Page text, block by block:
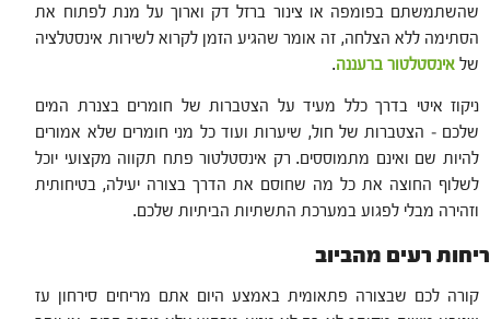
שהשתמשתם בפומפה או צינור ברזל דק וארוך על מנת לפתוח את
הסתימה ללא הצלחה, זה אומר שהגיע הזמן לקרוא לשירות אינסטלציה
של אינסטלטור ברעננה.
ניקוז איטי בדרך כלל מעיד על הצטברות של חומרים בצנרת המים
שלכם – הצטברות של חול, שיערות ועוד כל מני חומרים שלא אמורים
להיות שם ואינם מתמוססים. רק אינסטלטור פתח תקווה מקצועי יוכל
לשלוף החוצה את כל מה שחוסם את הדרך בצורה יעילה, בטיחותית
וזהירה מבלי לפגוע במערכת התשתיות הביתיות שלכם.
ריחות רעים מהביוב
קורה לכם שבצורה פתאומית באמצע היום אתם מריחים סירחון עז